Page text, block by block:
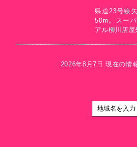
県道23号線
50m。スー
アル柳川店屋
2026年8月7日 現在の情